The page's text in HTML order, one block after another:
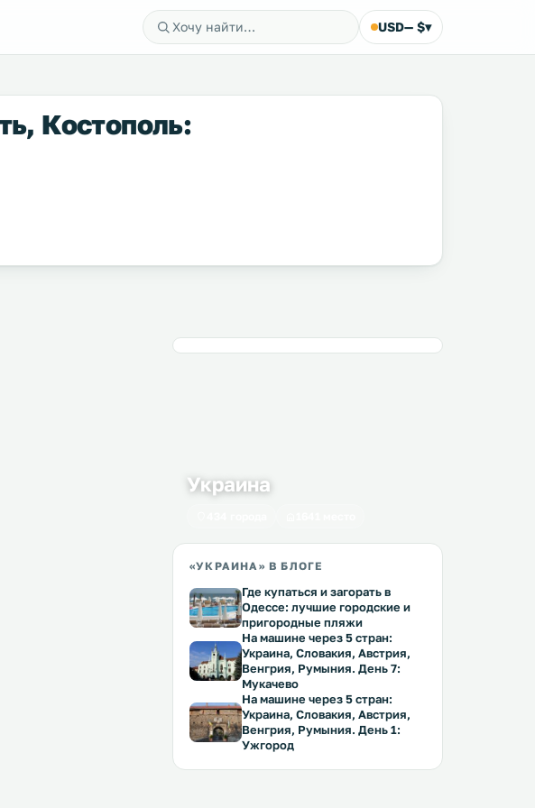
USD— $▾
Костополь:
Украина
«УКРАИНА» В БЛОГЕ
Где купаться и загорать в
Одессе: лучшие городские и
пригородные пляжи
На машине через 5 стран:
Украина, Словакия, Австрия,
Венгрия, Румыния. День 7:
Мукачево
На машине через 5 стран:
Украина, Словакия, Австрия,
Венгрия, Румыния. День 1:
Ужгород